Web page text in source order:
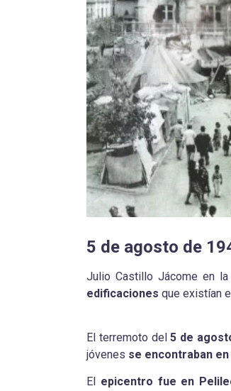
5 de agosto de
Julio Castillo Jácome en la
edificaciones que existían
El terremoto del5 de
jóvenes se encontraban
El epicentro fue en